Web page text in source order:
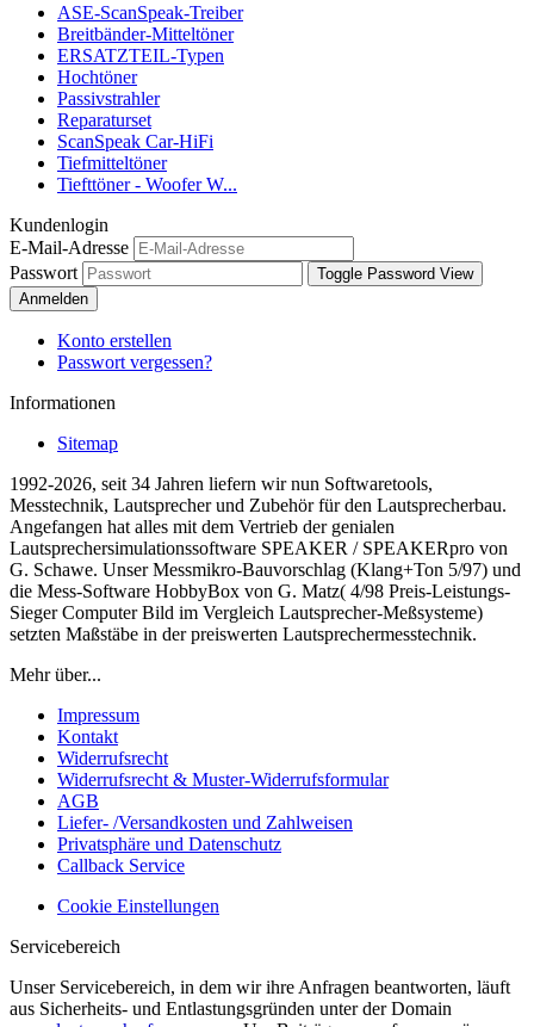
ASE-ScanSpeak-Treiber
Breitbänder-Mitteltöner
ERSATZTEIL-Typen
Hochtöner
Passivstrahler
Reparaturset
ScanSpeak Car-HiFi
Tiefmitteltöner
Tiefttöner - Woofer W...
Kundenlogin
E-Mail-Adresse
Passwort
Toggle Password View
Anmelden
Konto erstellen
Passwort vergessen?
Informationen
Sitemap
1992-2026, seit 34 Jahren liefern wir nun Softwaretools,
Messtechnik, Lautsprecher und Zubehör für den Lautsprecherbau.
Angefangen hat alles mit dem Vertrieb der genialen
Lautsprechersimulationssoftware SPEAKER / SPEAKERpro von
G. Schawe. Unser Messmikro-Bauvorschlag (Klang+Ton 5/97) und
die Mess-Software HobbyBox von G. Matz( 4/98 Preis-Leistungs-
Sieger Computer Bild im Vergleich Lautsprecher-Meßsysteme)
setzten Maßstäbe in der preiswerten Lautsprechermesstechnik.
Mehr über...
Impressum
Kontakt
Widerrufsrecht
Widerrufsrecht & Muster-Widerrufsformular
AGB
Liefer- /Versandkosten und Zahlweisen
Privatsphäre und Datenschutz
Callback Service
Cookie Einstellungen
Servicebereich
Unser Servicebereich, in dem wir ihre Anfragen beantworten, läuft
aus Sicherheits- und Entlastungsgründen unter der Domain